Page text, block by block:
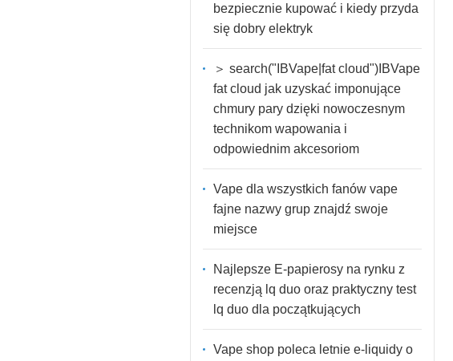
bezpiecznie kupować i kiedy przyda
się dobry elektryk
＞ search("IBVape|fat cloud")IBVape
fat cloud jak uzyskać imponujące
chmury pary dzięki nowoczesnym
technikom wapowania i
odpowiednim akcesoriom
Vape dla wszystkich fanów vape
fajne nazwy grup znajdź swoje
miejsce
Najlepsze E-papierosy na rynku z
recenzją lq duo oraz praktyczny test
lq duo dla początkujących
Vape shop poleca letnie e-liquidy o